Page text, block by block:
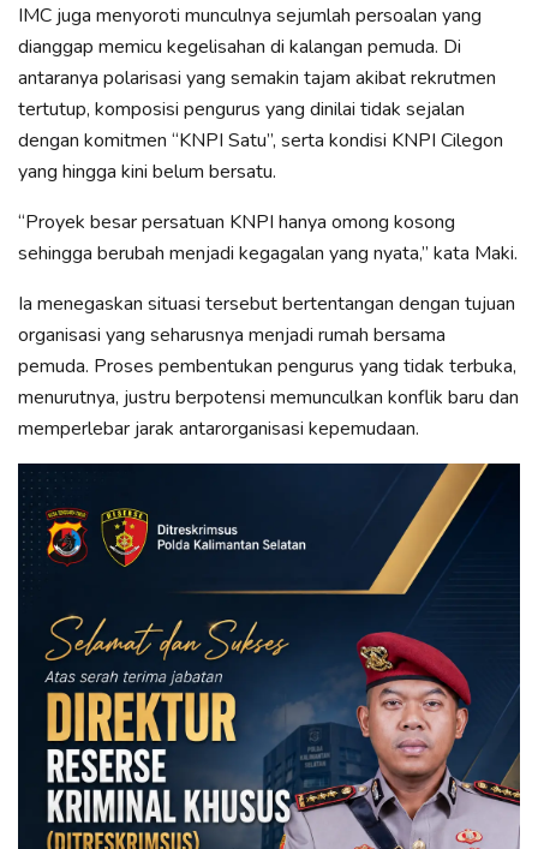
IMC juga menyoroti munculnya sejumlah persoalan yang
dianggap memicu kegelisahan di kalangan pemuda. Di
antaranya polarisasi yang semakin tajam akibat rekrutmen
tertutup, komposisi pengurus yang dinilai tidak sejalan
dengan komitmen “KNPI Satu”, serta kondisi KNPI Cilegon
yang hingga kini belum bersatu.
“Proyek besar persatuan KNPI hanya omong kosong
sehingga berubah menjadi kegagalan yang nyata,” kata Maki.
Ia menegaskan situasi tersebut bertentangan dengan tujuan
organisasi yang seharusnya menjadi rumah bersama
pemuda. Proses pembentukan pengurus yang tidak terbuka,
menurutnya, justru berpotensi memunculkan konflik baru dan
memperlebar jarak antarorganisasi kepemudaan.